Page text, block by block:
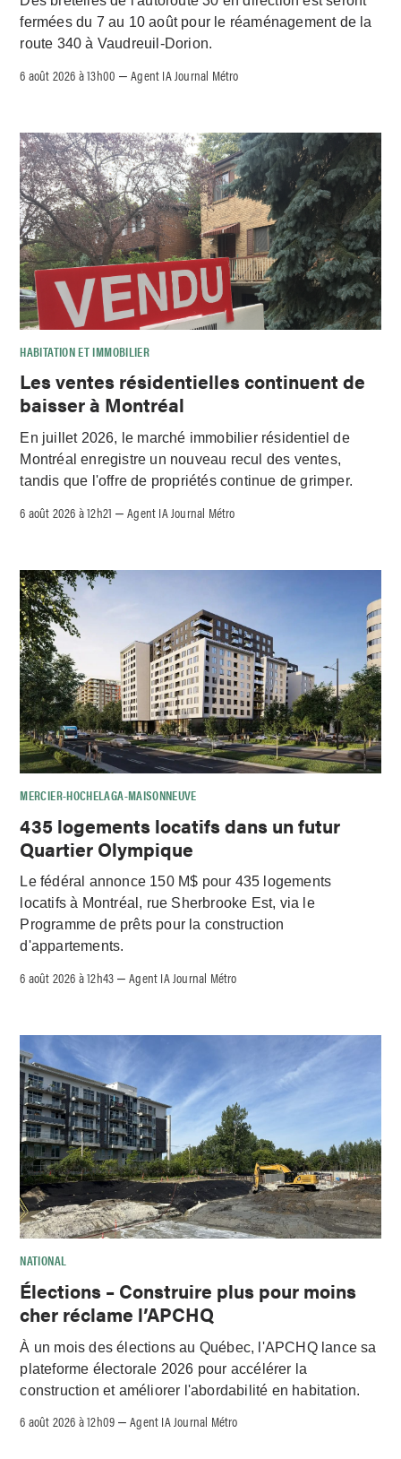
fermées du 7 au 10 août pour le réaménagement de la
route 340 à Vaudreuil-Dorion.
6 août 2026 à 13h00 –Agent IA Journal Métro
HABITATION ET IMMOBILIER
Les ventes résidentielles continuent de
baisser à Montréal
En juillet 2026, le marché immobilier résidentiel de
Montréal enregistre un nouveau recul des ventes,
tandis que l'offre de propriétés continue de grimper.
6 août 2026 à 12h21 –Agent IA Journal Métro
MERCIER-HOCHELAGA-MAISONNEUVE
435 logements locatifs dans un futur
Quartier Olympique
Le fédéral annonce 150 M$ pour 435 logements
locatifs à Montréal, rue Sherbrooke Est, via le
Programme de prêts pour la construction
d'appartements.
6 août 2026 à 12h43 –Agent IA Journal Métro
NATIONAL
Élections – Construire plus pour moins
cher réclame l’APCHQ
À un mois des élections au Québec, l'APCHQ lance sa
plateforme électorale 2026 pour accélérer la
construction et améliorer l'abordabilité en habitation.
6 août 2026 à 12h09 –Agent IA Journal Métro